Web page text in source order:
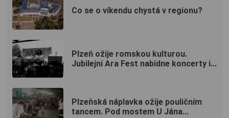
Co se o víkendu chystá v regionu?
Plzeň ožije romskou kulturou.
Jubilejní Ara Fest nabídne koncerty i...
Plzeňská náplavka ožije pouličním
tancem. Pod mostem U Jána...